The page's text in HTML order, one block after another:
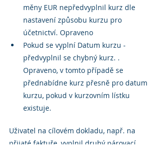
měny EUR nepředvyplnil kurz dle
nastavení způsobu kurzu pro
účetnictví. Opraveno
Pokud se vyplní Datum kurzu -
předvyplnil se chybný kurz. .
Opraveno, v tomto případě se
přednabídne kurz přesně pro datum
kurzu, pokud v kurzovním lístku
existuje.
Uživatel na cílovém dokladu, např. na
přijaté faktuře, vyplnil druhý párovací